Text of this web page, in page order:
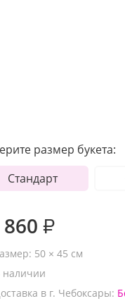
размер букета:
Стандарт
₽
50 × 45 см
наличии
в г. Чебоксары: